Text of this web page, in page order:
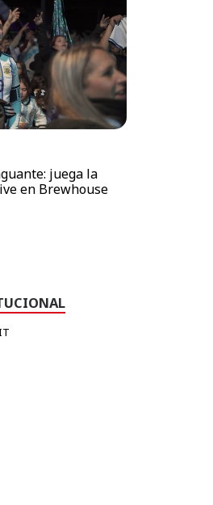
juega la
en Brewhouse